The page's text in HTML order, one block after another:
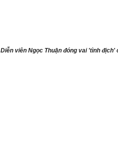
Diễn viên Ngọc Thuận đóng vai 'tình địch'